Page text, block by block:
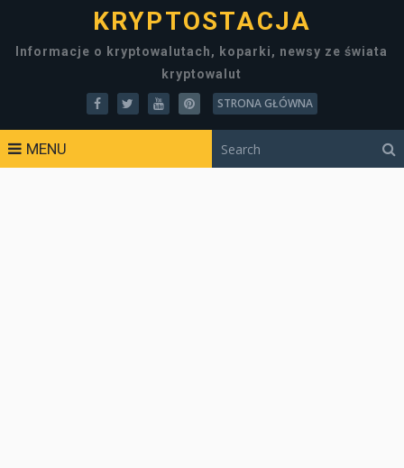
KRYPTOSTACJA
Informacje o kryptowalutach, koparki, newsy ze świata
kryptowalut
STRONA GŁÓWNA
MENU